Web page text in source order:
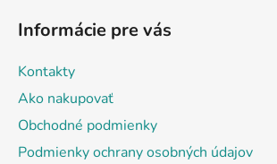
Informácie pre vás
Kontakty
Ako nakupovať
Obchodné podmienky
Podmienky ochrany osobných údajov